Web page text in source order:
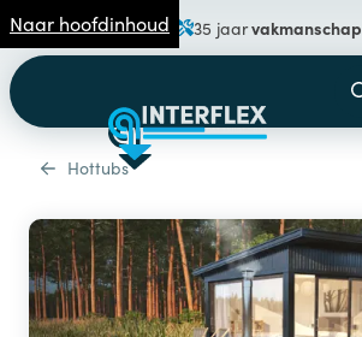
Naar hoofdinhoud 35 jaarvakmanschap
Hottubs